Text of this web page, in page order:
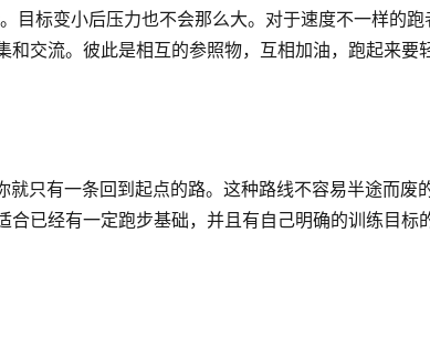
目标变小后压力也不会那么大。对于速度不一样的跑
交流。彼此是相互的参照物，互相加油，跑起来要
只有一条回到起点的路。这种路线不容易半途而废
已经有一定跑步基础，并且有自己明确的训练目标